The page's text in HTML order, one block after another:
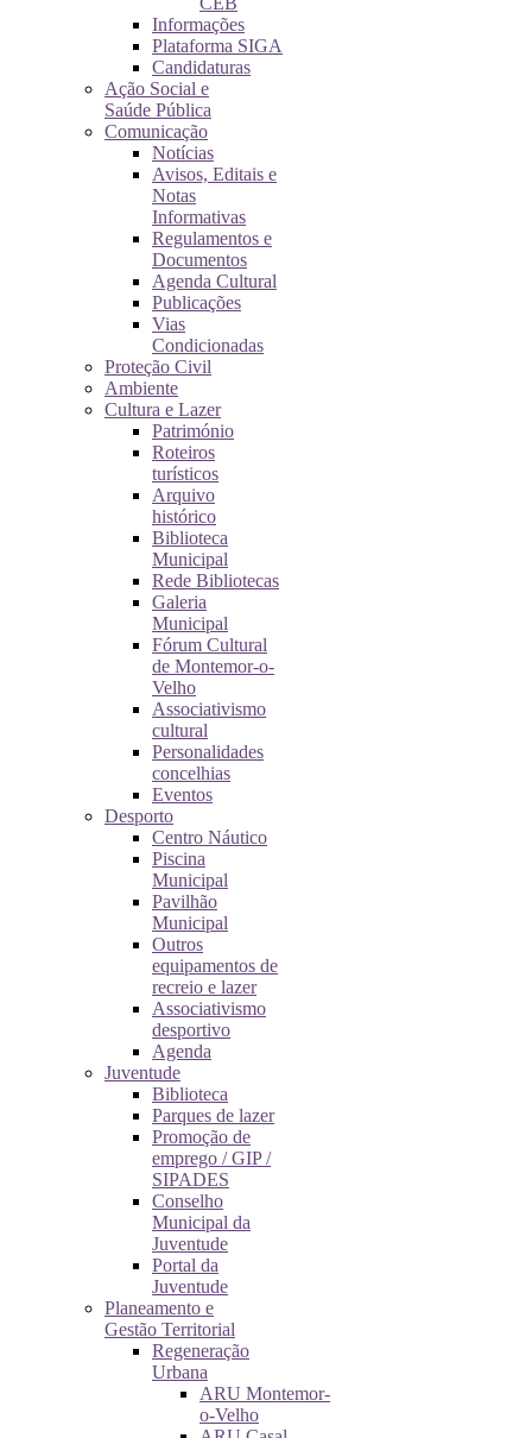
Informações
Plataforma SIGA
Candidaturas
Ação Social e
Saúde Pública
Comunicação
Notícias
Avisos, Editais e
Notas
Informativas
Regulamentos e
Documentos
Agenda Cultural
Publicações
Vias
Condicionadas
Proteção Civil
Ambiente
Cultura e Lazer
Património
Roteiros
turísticos
Arquivo
histórico
Biblioteca
Municipal
Rede Bibliotecas
Galeria
Municipal
Fórum Cultural
de Montemor-o-
Velho
Associativismo
cultural
Personalidades
concelhias
Eventos
Desporto
Centro Náutico
Piscina
Municipal
Pavilhão
Municipal
Outros
equipamentos de
recreio e lazer
Associativismo
desportivo
Agenda
Juventude
Biblioteca
Parques de lazer
Promoção de
emprego / GIP /
SIPADES
Conselho
Municipal da
Juventude
Portal da
Juventude
Planeamento e
Gestão Territorial
Regeneração
Urbana
ARU Montemor-
o-Velho